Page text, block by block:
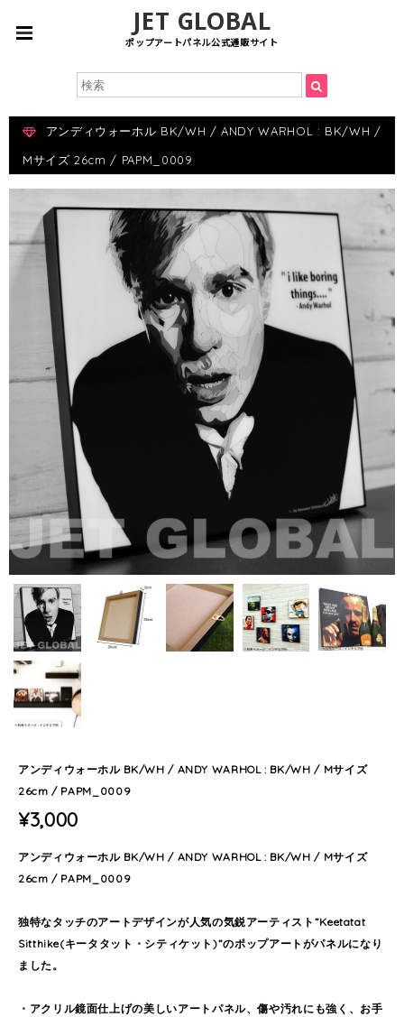
JET GLOBAL
ポップアートパネル公式通販サイト
アンディウォーホル BK/WH / ANDY WARHOL : BK/WH /
Mサイズ 26cm / PAPM_0009
アンディウォーホル BK/WH / ANDY WARHOL : BK/WH / Mサイズ
26cm / PAPM_0009
¥3,000
アンディウォーホル BK/WH / ANDY WARHOL : BK/WH / Mサイズ
26cm / PAPM_0009
独特なタッチのアートデザインが人気の気鋭アーティスト”Keetatat
Sitthike(キータタット・シティケット)”のポップアートがパネルになり
ました。
・アクリル鏡面仕上げの美しいアートパネル、傷や汚れにも強く、お手